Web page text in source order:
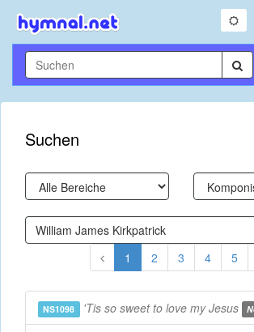
Suchen
1 2 3 4 5
NS1098 'Tis so sweet to love my Jesus